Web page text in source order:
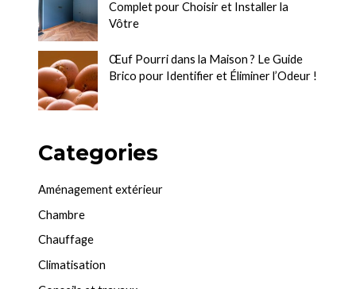
Complet pour Choisir et Installer la
Vôtre
Œuf Pourri dans la Maison ? Le Guide
Brico pour Identifier et Éliminer l’Odeur !
Categories
Aménagement extérieur
Chambre
Chauffage
Climatisation